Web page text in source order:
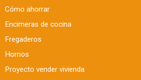
Cómo ahorrar
Encimeras de cocina
Fregaderos
Hornos
Proyecto vender vivienda